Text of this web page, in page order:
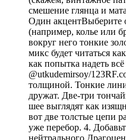
смешение глянца и
Один акцентВыберите
(например, колье или
вокруг него тонкие
микс будет читаться
как попытка надеть
@utkudemirsoy/
толщиной. Тонкие
дружат. Две-три
шее выглядят как
вот две толстые цепи
уже перебор. 4.